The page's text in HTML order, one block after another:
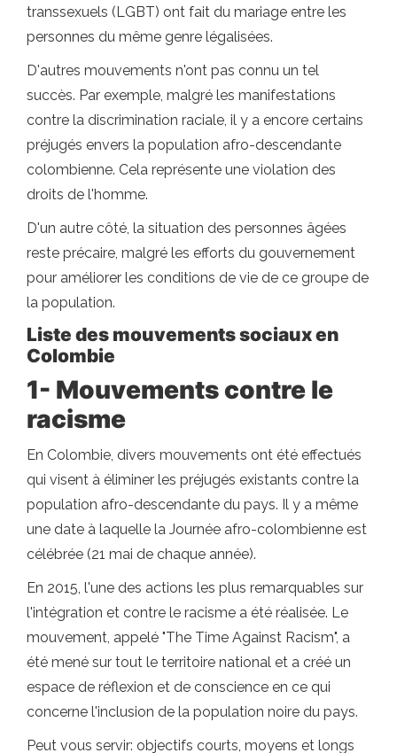
transsexuels (LGBT) ont fait du mariage entre les
personnes du même genre légalisées.
D'autres mouvements n'ont pas connu un tel
succès. Par exemple, malgré les manifestations
contre la discrimination raciale, il y a encore certains
préjugés envers la population afro-descendante
colombienne. Cela représente une violation des
droits de l'homme.
D'un autre côté, la situation des personnes âgées
reste précaire, malgré les efforts du gouvernement
pour améliorer les conditions de vie de ce groupe de
la population.
Liste des mouvements sociaux en
Colombie
1- Mouvements contre le
racisme
En Colombie, divers mouvements ont été effectués
qui visent à éliminer les préjugés existants contre la
population afro-descendante du pays. Il y a même
une date à laquelle la Journée afro-colombienne est
célébrée (21 mai de chaque année).
En 2015, l'une des actions les plus remarquables sur
l'intégration et contre le racisme a été réalisée. Le
mouvement, appelé "The Time Against Racism", a
été mené sur tout le territoire national et a créé un
espace de réflexion et de conscience en ce qui
concerne l'inclusion de la population noire du pays.
Peut vous servir: objectifs courts, moyens et longs